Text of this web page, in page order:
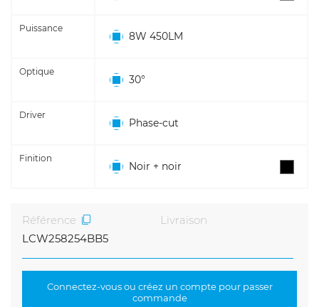
Puissance
8W 450LM
Optique
30°
Driver
Phase-cut
Finition
Noir + noir
Référence
LCW258254BB5
Livraison
Connectez-vous ou créez un compte pour passer
commande